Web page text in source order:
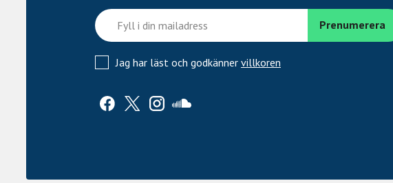
Jag har läst och godkänner villkoren